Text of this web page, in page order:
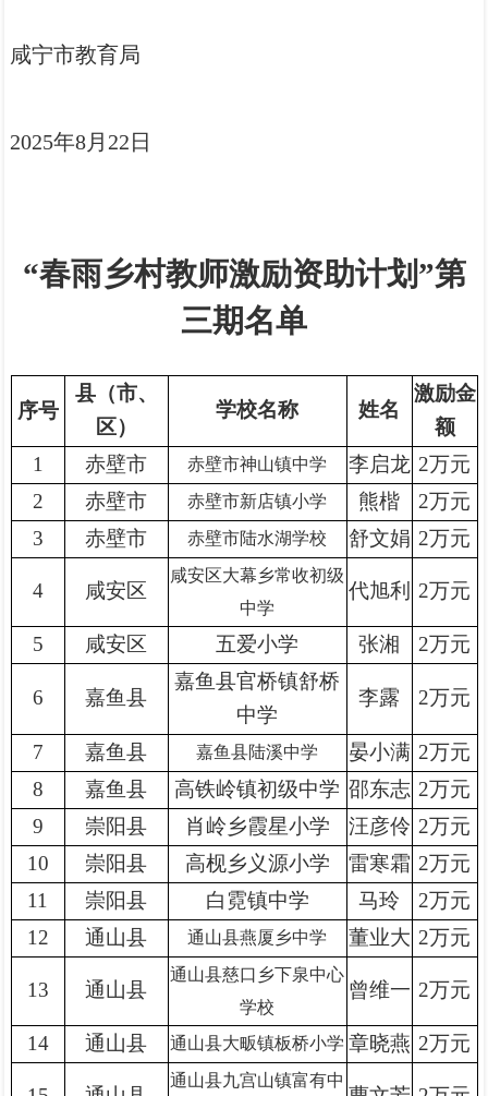
咸宁市教育局
2025年8月22日
“春雨乡村教师激励资助计划”第
三期名单
序号
县（市、
区）
学校名称 姓名
激励金
额
1
赤壁市 赤壁市神山镇中学 李启龙 2万元
2
赤壁市 赤壁市新店镇小学 熊楷
2万元
3
赤壁市 赤壁市陆水湖学校 舒文娟 2万元
4 咸安区
咸安区大幕乡常收初级
中学
代旭利 2万元
5 咸安区 五爱小学 张湘 2万元
6 嘉鱼县
嘉鱼县官桥镇舒桥
中学
李露 2万元
7 嘉鱼县 嘉鱼县陆溪中学 晏小满 2万元
8
嘉鱼县 高铁岭镇初级中学 邵东志 2万元
9
崇阳县 肖岭乡霞星小学 汪彦伶 2万元
10
崇阳县 高枧乡义源小学 雷寒霜 2万元
11
崇阳县 白霓镇中学 马玲
2万元
12
通山县 通山县燕厦乡中学 董业大 2万元
13 通山县
通山县慈口乡下泉中心
学校
曾维一 2万元
14 通山县 通山县大畈镇板桥小学 章晓燕 2万元
通山县九宫山镇富有中